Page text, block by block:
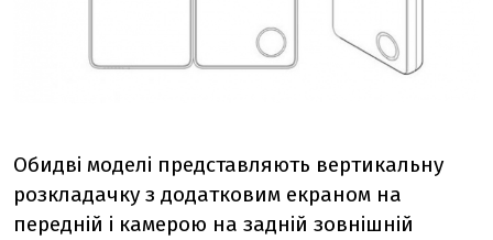
Обидві моделі представляють вертикальну
розкладачку з додатковим екраном на
передній і камерою на задній зовнішній